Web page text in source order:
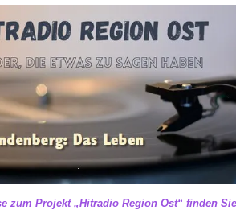
zum Projekt „Hitradio Region Ost“ finden